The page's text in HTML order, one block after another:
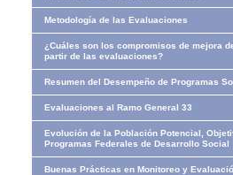
Metodología de las Evaluaciones
¿Cuáles son los compromisos de mejora
partir de las evaluaciones?
Resumen del Desempeño de Programas
Evaluaciones al Ramo General 33
Evolución de la Población Potencial,
Programas Federales de Desarrollo Social
Buenas Prácticas en Monitoreo y